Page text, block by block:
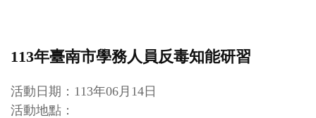
113年臺南市學務人員反毒知能研習
活動日期：113年06月14日
活動地點：